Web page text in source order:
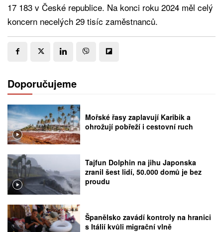
17 183 v České republice. Na konci roku 2024 měl celý
koncern necelých 29 tisíc zaměstnanců.
Doporučujeme
Mořské řasy zaplavují Karibik a
ohrožují pobřeží i cestovní ruch
Tajfun Dolphin na jihu Japonska
zranil šest lidí, 50.000 domů je bez
proudu
Španělsko zavádí kontroly na hranici
s Itálií kvůli migrační vlně